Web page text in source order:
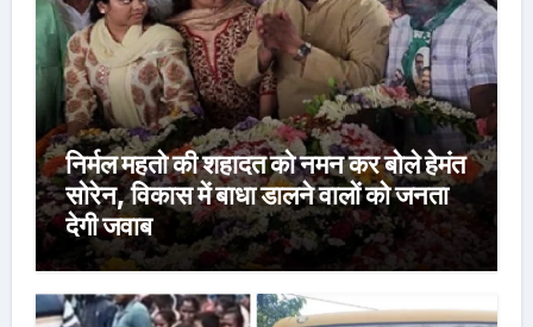
निर्मल महतो की शहादत को नमन कर बोले हेमंत
सोरेन, विकास में बाधा डालने वालों को जनता
देगी जवाब